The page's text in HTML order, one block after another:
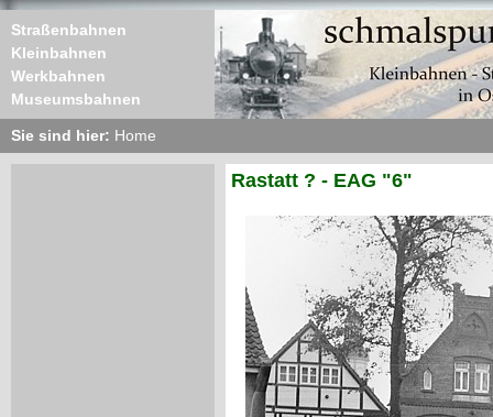
Straßenbahnen
Kleinbahnen
Werkbahnen
Museumsbahnen
Sie sind hier: Home
Rastatt ? - EAG "6"